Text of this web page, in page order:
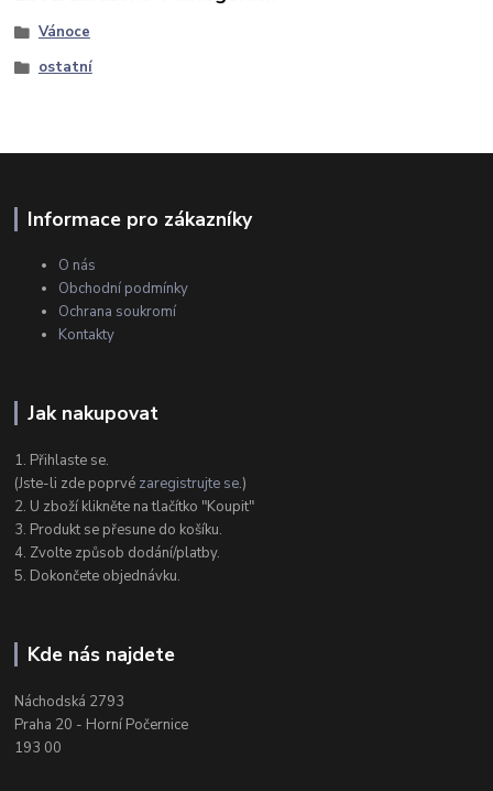
Vánoce
ostatní
Informace pro zákazníky
O nás
Obchodní podmínky
Ochrana soukromí
Kontakty
Jak nakupovat
1. Přihlaste se.
(Jste-li zde poprvé zaregistrujte se.)
2. U zboží klikněte na tlačítko "Koupit"
3. Produkt se přesune do košíku.
4. Zvolte způsob dodání/platby.
5. Dokončete objednávku.
Kde nás najdete
Náchodská 2793
Praha 20 - Horní Počernice
193 00